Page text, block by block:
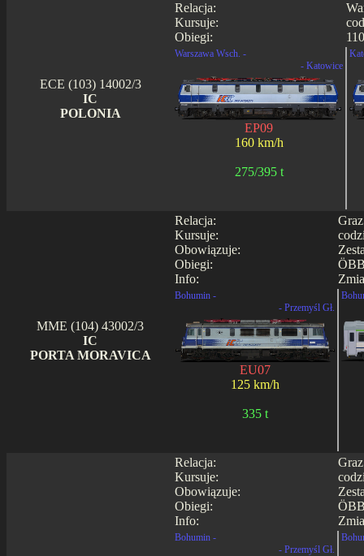
Relacja:
Kursuje:
Obiegi:
ECE (103) 14002/3
IC
POLONIA
Warszawa Wsch. -
- Katowice
EP09
160 km/h
275/395 t
Relacja:
Kursuje:
Obowiązuje:
Obiegi:
Info:
MME (104) 43002/3
IC
PORTA MORAVICA
Bohumin -
- Przemyśl Gł.
EU07
125 km/h
335 t
Relacja:
Kursuje:
Obowiązuje:
Obiegi:
Info:
Bohumin -
- Przemyśl Gł.